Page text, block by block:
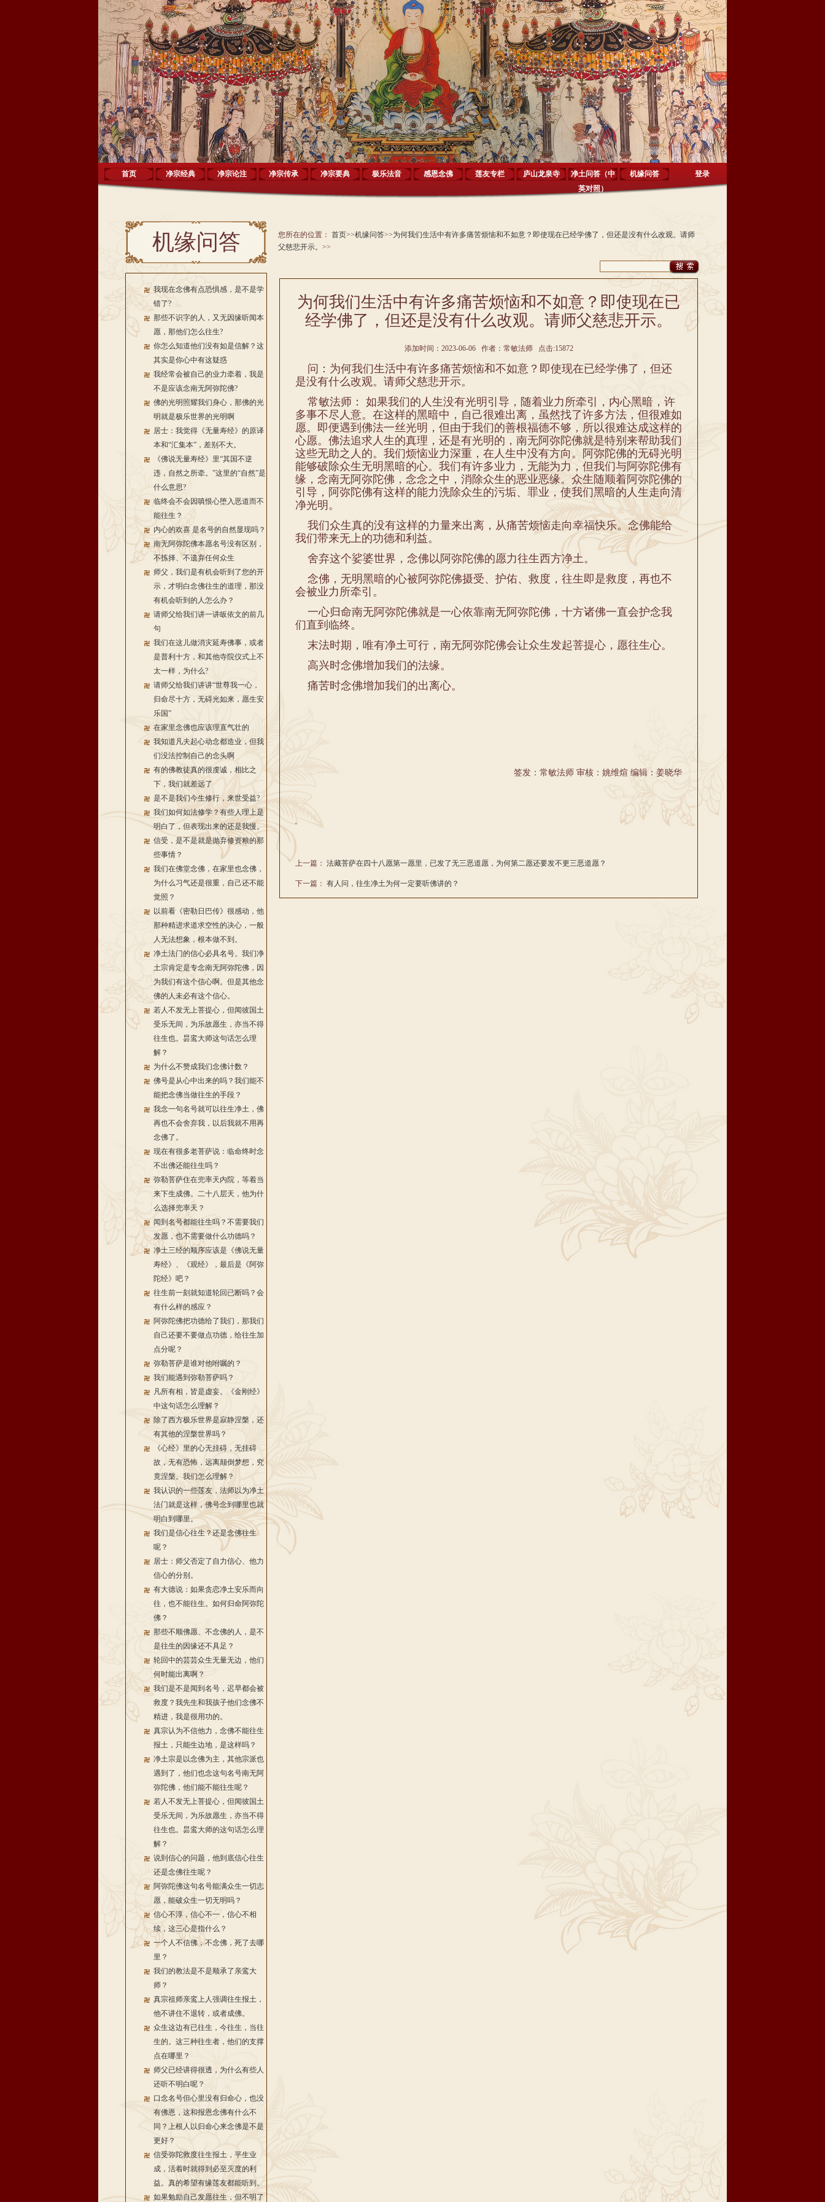
首页 净宗经典 净宗论注 净宗传承 净宗要典 极乐法音 感恩念佛 莲友专栏 庐山龙泉寺
净土问答（中
英对照）
机缘问答 登录
机缘问答
我现在念佛有点恐惧感，是不是学
错了?
那些不识字的人，又无因缘听闻本
愿，那他们怎么往生?
你怎么知道他们没有如是信解？这
其实是你心中有这疑惑
我经常会被自己的业力牵着，我是
不是应该念南无阿弥陀佛?
佛的光明照耀我们身心，那佛的光
明就是极乐世界的光明啊
居士：我觉得《无量寿经》的原译
本和“汇集本”，差别不大。
《佛说无量寿经》里“其国不逆
违，自然之所牵。”这里的“自然”是
什么意思?
临终会不会因嗔恨心堕入恶道而不
能往生？
内心的欢喜 是名号的自然显现吗？
南无阿弥陀佛本愿名号没有区别，
不拣择、不遗弃任何众生
师父，我们是有机会听到了您的开
示，才明白念佛往生的道理，那没
有机会听到的人怎么办？
请师父给我们讲一讲皈依文的前几
句
我们在这儿做消灾延寿佛事，或者
是普利十方，和其他寺院仪式上不
太一样，为什么?
请师父给我们讲讲“世尊我一心，
归命尽十方，无碍光如来，愿生安
乐国”
在家里念佛也应该理直气壮的
我知道凡夫起心动念都造业，但我
们没法控制自己的念头啊
有的佛教徒真的很虔诚，相比之
下，我们就差远了
是不是我们今生修行，来世受益?
我们如何如法修学？有些人理上是
明白了，但表现出来的还是我慢。
信受，是不是就是抛弃修资粮的那
些事情？
我们在佛堂念佛，在家里也念佛，
为什么习气还是很重，自己还不能
觉照？
以前看《密勒日巴传》很感动，他
那种精进求道求空性的决心，一般
人无法想象，根本做不到。
净土法门的信心必具名号。我们净
土宗肯定是专念南无阿弥陀佛，因
为我们有这个信心啊。但是其他念
佛的人未必有这个信心。
若人不发无上菩提心，但闻彼国土
受乐无间，为乐故愿生，亦当不得
往生也。昙鸾大师这句话怎么理
解？
为什么不赞成我们念佛计数？
佛号是从心中出来的吗？我们能不
能把念佛当做往生的手段？
我念一句名号就可以往生净土，佛
再也不会舍弃我，以后我就不用再
念佛了。
现在有很多老菩萨说：临命终时念
不出佛还能往生吗？
弥勒菩萨住在兜率天内院，等着当
来下生成佛。二十八层天，他为什
么选择兜率天？
闻到名号都能往生吗？不需要我们
发愿，也不需要做什么功德吗？
净土三经的顺序应该是《佛说无量
寿经》、《观经》，最后是《阿弥
陀经》吧？
往生前一刻就知道轮回已断吗？会
有什么样的感应？
阿弥陀佛把功德给了我们，那我们
自己还要不要做点功德，给往生加
点分呢？
弥勒菩萨是谁对他咐嘱的？
我们能遇到弥勒菩萨吗？
凡所有相，皆是虚妄。《金刚经》
中这句话怎么理解？
除了西方极乐世界是寂静涅槃，还
有其他的涅槃世界吗？
《心经》里的心无挂碍，无挂碍
故，无有恐怖，远离颠倒梦想，究
竟涅槃。我们怎么理解？
我认识的一些莲友，法师以为净土
法门就是这样，佛号念到哪里也就
明白到哪里。
我们是信心往生？还是念佛往生
呢？
居士：师父否定了自力信心、他力
信心的分别。
有大德说：如果贪恋净土安乐而向
往，也不能往生。如何归命阿弥陀
佛？
那些不顺佛愿、不念佛的人，是不
是往生的因缘还不具足？
轮回中的芸芸众生无量无边，他们
何时能出离啊？
我们是不是闻到名号，迟早都会被
救度？我先生和我孩子他们念佛不
精进，我是很用功的。
真宗认为不信他力，念佛不能往生
报土，只能生边地，是这样吗？
净土宗是以念佛为主，其他宗派也
遇到了，他们也念这句名号南无阿
弥陀佛，他们能不能往生呢？
若人不发无上菩提心，但闻彼国土
受乐无间，为乐故愿生，亦当不得
往生也。昙鸾大师的这句话怎么理
解？
说到信心的问题，他到底信心往生
还是念佛往生呢？
阿弥陀佛这句名号能满众生一切志
愿，能破众生一切无明吗？
信心不淳，信心不一，信心不相
续，这三心是指什么？
一个人不信佛，不念佛，死了去哪
里？
我们的教法是不是顺承了亲鸾大
师？
真宗祖师亲鸾上人强调往生报土，
他不讲住不退转，或者成佛。
众生这边有已往生，今往生，当往
生的。这三种往生者，他们的支撑
点在哪里？
师父已经讲得很透，为什么有些人
还听不明白呢？
口念名号但心里没有归命心，也没
有佛恩，这和报恩念佛有什么不
同？上根人以归命心来念佛是不是
更好？
信受弥陀救度往生报土，平生业
成，活着时就得到必至灭度的利
益。真的希望有缘莲友都能听到。
如果勉励自己发愿往生，但不明了
您所在的位置： 首页>>机缘问答>>为何我们生活中有许多痛苦烦恼和不如意？即使现在已经学佛了，但还是没有什么改观。请师
父慈悲开示。 >>
为何我们生活中有许多痛苦烦恼和不如意？即使现在已
经学佛了，但还是没有什么改观。请师父慈悲开示。
添加时间：2023-06-06 作者：常敏法师 点击:15872
问：为何我们生活中有许多痛苦烦恼和不如意？即使现在已经学佛了，但还
是没有什么改观。请师父慈悲开示。
常敏法师 ： 如果我们的人生没有光明引导，随着业力所牵引，内心黑暗，许
多事不尽人意。在这样的黑暗中，自己很难出离，虽然找了许多方法，但很难如
愿。即便遇到佛法一丝光明，但由于我们的善根福德不够，所以很难达成这样的
心愿。佛法追求人生的真理，还是有光明的，南无阿弥陀佛就是特别来帮助我们
这些无助之人的。我们烦恼业力深重，在人生中没有方向。阿弥陀佛的无碍光明
能够破除众生无明黑暗的心。我们有许多业力，无能为力，但我们与阿弥陀佛有
缘，念南无阿弥陀佛，念念之中，消除众生的恶业恶缘。众生随顺着阿弥陀佛的
引导，阿弥陀佛有这样的能力洗除众生的污垢、罪业，使我们黑暗的人生走向清
净光明。
我们众生真的没有这样的力量来出离，从痛苦烦恼走向幸福快乐。念佛能给
我们带来无上的功德和利益。
舍弃这个娑婆世界，念佛以阿弥陀佛的愿力往生西方净土。
念佛，无明黑暗的心被阿弥陀佛摄受、护佑、救度，往生即是救度，再也不
会被业力所牵引。
一心归命南无阿弥陀佛就是一心依靠南无阿弥陀佛，十方诸佛一直会护念我
们直到临终。
末法时期，唯有净土可行，南无阿弥陀佛会让众生发起菩提心，愿往生心。
高兴时念佛增加我们的法缘。
痛苦时念佛增加我们的出离心。
签发：常敏法师 审核：姚维煊 编辑：姜晓华
'
上一篇： 法藏菩萨在四十八愿第一愿里，已发了无三恶道愿，为何第二愿还要发不更三恶道愿？
下一篇： 有人问，往生净土为何一定要听佛讲的？